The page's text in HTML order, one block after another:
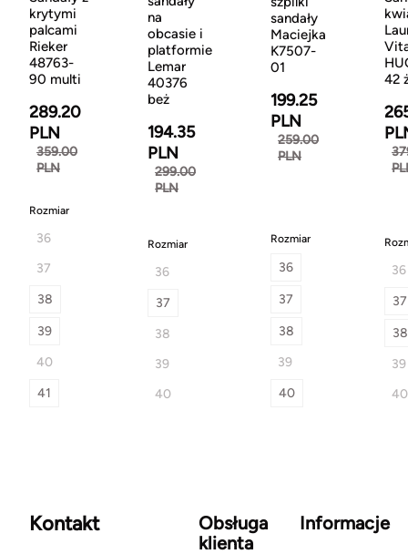
krytymi
palcami
Rieker
48763-
90 multi
289.20
PLN
359.00
PLN
Rozmiar
36
37
38
39
40
41
na
obcasie i
platformie
Lemar
40376
beż
194.35
PLN
299.00
PLN
Rozmiar
36
37
38
39
40
sandały
Maciejka
K7507-
01
199.25
PLN
259.00
PLN
Rozmiar
36
37
38
39
40
42
36
37
38
39
40
Kontakt
Obsługa
klienta
Informacje